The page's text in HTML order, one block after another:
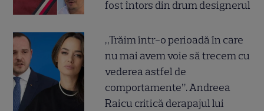
fost întors din drum designerul
„Trăim într-o perioadă în care
nu mai avem voie să trecem cu
vederea astfel de
comportamente”. Andreea
Raicu critică derapajul lui